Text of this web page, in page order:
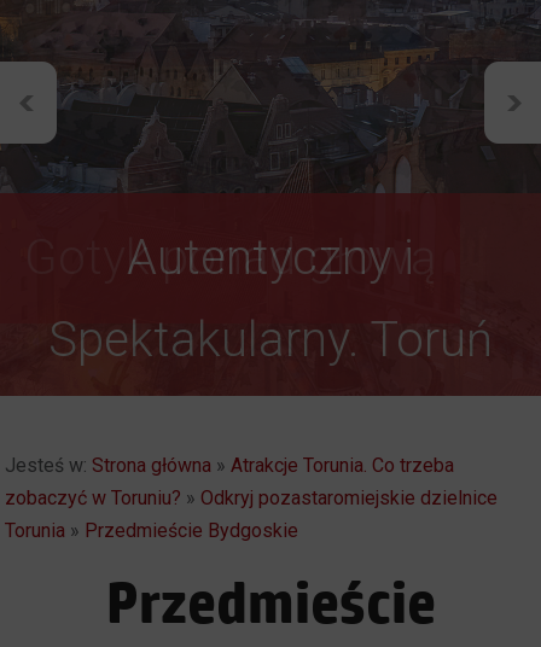
Autentyczny i
Spektakularny. Toruń
Jesteś w: Strona główna »Atrakcje Torunia. Co trzeba
zobaczyć w Toruniu? » Odkryj pozastaromiejskie dzielnice
Torunia » Przedmieście Bydgoskie
Przedmieście